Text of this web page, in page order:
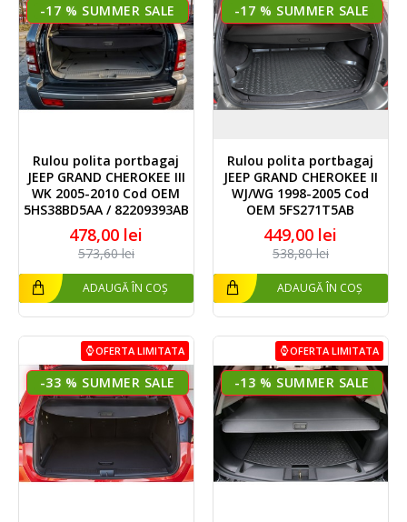
-17 %
Rulou polita portbagaj
JEEP GRAND CHEROKEE III
WK 2005-2010 Cod OEM
5HS38BD5AA / 82209393AB
478,00 lei
573,60 lei
ADAUGĂ ÎN COȘ
-17 %
Rulou polita portbagaj
JEEP GRAND CHEROKEE II
WJ/WG 1998-2005 Cod
OEM 5FS271T5AB
449,00 lei
538,80 lei
ADAUGĂ ÎN COȘ
OFERTA LIMITATA
-33 %
OFERTA LIMITATA
-13 %